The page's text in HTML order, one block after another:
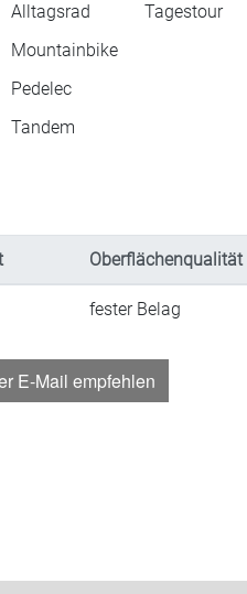
Alltagsrad
Mountainbike
Pedelec
Tandem
Tagestour
Oberflächenqualität
fester Belag
E-Mail empfehlen